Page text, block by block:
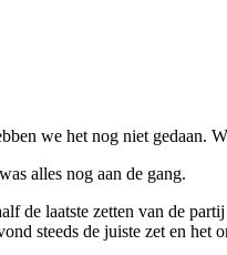
we het nog niet gedaan.
alles nog aan de gang.
laatste zetten van de
steeds de juiste zet en het